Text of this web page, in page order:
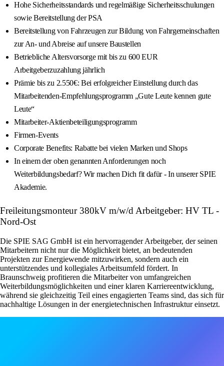
Hohe Sicherheitsstandards und regelmäßige Sicherheitsschulungen
sowie Bereitstellung der PSA
Bereitstellung von Fahrzeugen zur Bildung von Fahrgemeinschaften
zur An- und Abreise auf unsere Baustellen
Betriebliche Altersvorsorge mit bis zu 600 EUR
Arbeitgeberzuzahlung jährlich
Prämie bis zu 2.550€: Bei erfolgreicher Einstellung durch das
Mitarbeitenden-Empfehlungsprogramm „Gute Leute kennen gute
Leute“
Mitarbeiter-Aktienbeteiligungsprogramm
Firmen-Events
Corporate Benefits: Rabatte bei vielen Marken und Shops
In einem der oben genannten Anforderungen noch
Weiterbildungsbedarf? Wir machen Dich fit dafür - In unserer SPIE
Akademie.
Freileitungsmonteur 380kV m/w/d Arbeitgeber: HV TL -
Nord-Ost
Die SPIE SAG GmbH ist ein hervorragender Arbeitgeber, der seinen
Mitarbeitern nicht nur die Möglichkeit bietet, an bedeutenden
Projekten zur Energiewende mitzuwirken, sondern auch ein
unterstützendes und kollegiales Arbeitsumfeld fördert. In
Braunschweig profitieren die Mitarbeiter von umfangreichen
Weiterbildungsmöglichkeiten und einer klaren Karriereentwicklung,
während sie gleichzeitig Teil eines engagierten Teams sind, das sich für
nachhaltige Lösungen in der energietechnischen Infrastruktur einsetzt.